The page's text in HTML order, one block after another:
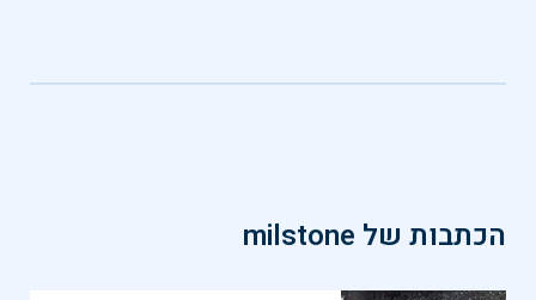
הכתבות של milstone